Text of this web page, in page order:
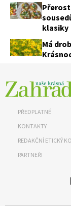
Objednat
klasiky
Má
PŘEDPLATNÉ
KONTAKTY
REDAKČNÍ ETICKÝ
PARTNEŘI